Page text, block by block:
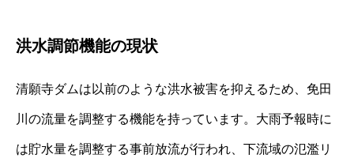
洪水調節機能の現状
清願寺ダムは以前のような洪水被害を抑えるため、免田
川の流量を調整する機能を持っています。大雨予報時に
は貯水量を調整する事前放流が行われ、下流域の氾濫リ